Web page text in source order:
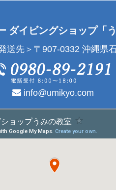
ダイビングショップ「
送先＞〒907-0332 沖縄県
info@umikyo.com